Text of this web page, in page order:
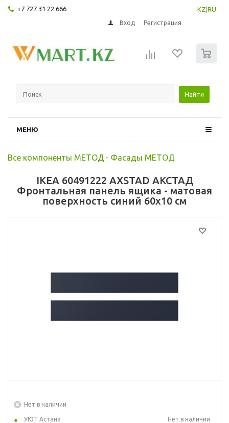
+7 727 31 22 666 KZ RU
Вход Регистрация
Найти
МЕНЮ
Все компоненты МЕТОД - Фасады МЕТОД
IKEA 60491222 AXSTAD АКСТАД
Фронтальная панель ящика - матовая
поверхность синий 60x10 см
Нет в наличии
УЮТ Астана
Нет в наличии